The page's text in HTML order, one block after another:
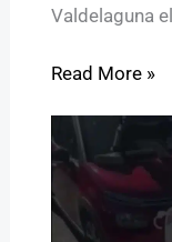
Valdelaguna
Read More »